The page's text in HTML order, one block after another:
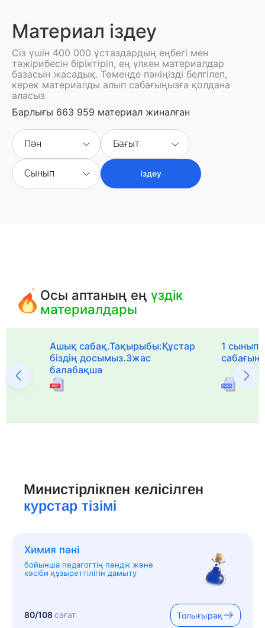
Материал іздеу
Сіз үшін 400 000 ұстаздардың еңбегі мен
тәжірибесін біріктіріп, ең үлкен материалдар
базасын жасадық. Төменде пәніңізді белгілеп,
керек материалды алып сабағыңызға қолдана
аласыз
Барлығы 663 959 материал жиналған
Пән Бағыт
Сынып Іздеу
Осы аптаның еңүздік
материалдары
Ашық сабақ.Тақырыбы:Құстар
біздің досымыз.3жас
балабақша
1
Министірлікпен келісілген
курстар тізімі
Химия пәні
бойынша педагогтің пәндік және
кәсіби құзыреттілігін дамыту
80/108сағат Толығырақ